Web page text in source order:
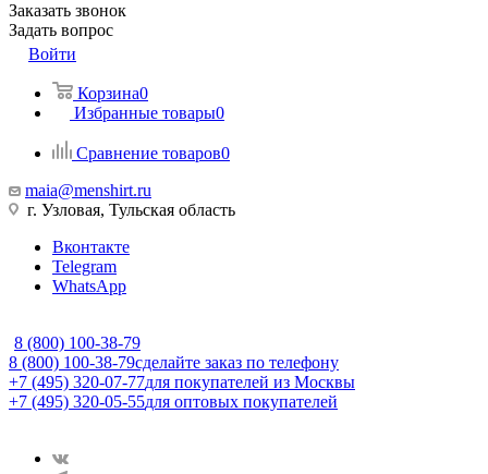
Заказать звонок
Задать вопрос
Войти
Корзина0
Избранные товары0
Сравнение товаров0
maia@menshirt.ru
г. Узловая, Тульская область
Вконтакте
Telegram
WhatsApp
8 (800) 100-38-79
8 (800) 100-38-79сделайте заказ по телефону
+7 (495) 320-07-77для покупателей из Москвы
+7 (495) 320-05-55для оптовых покупателей